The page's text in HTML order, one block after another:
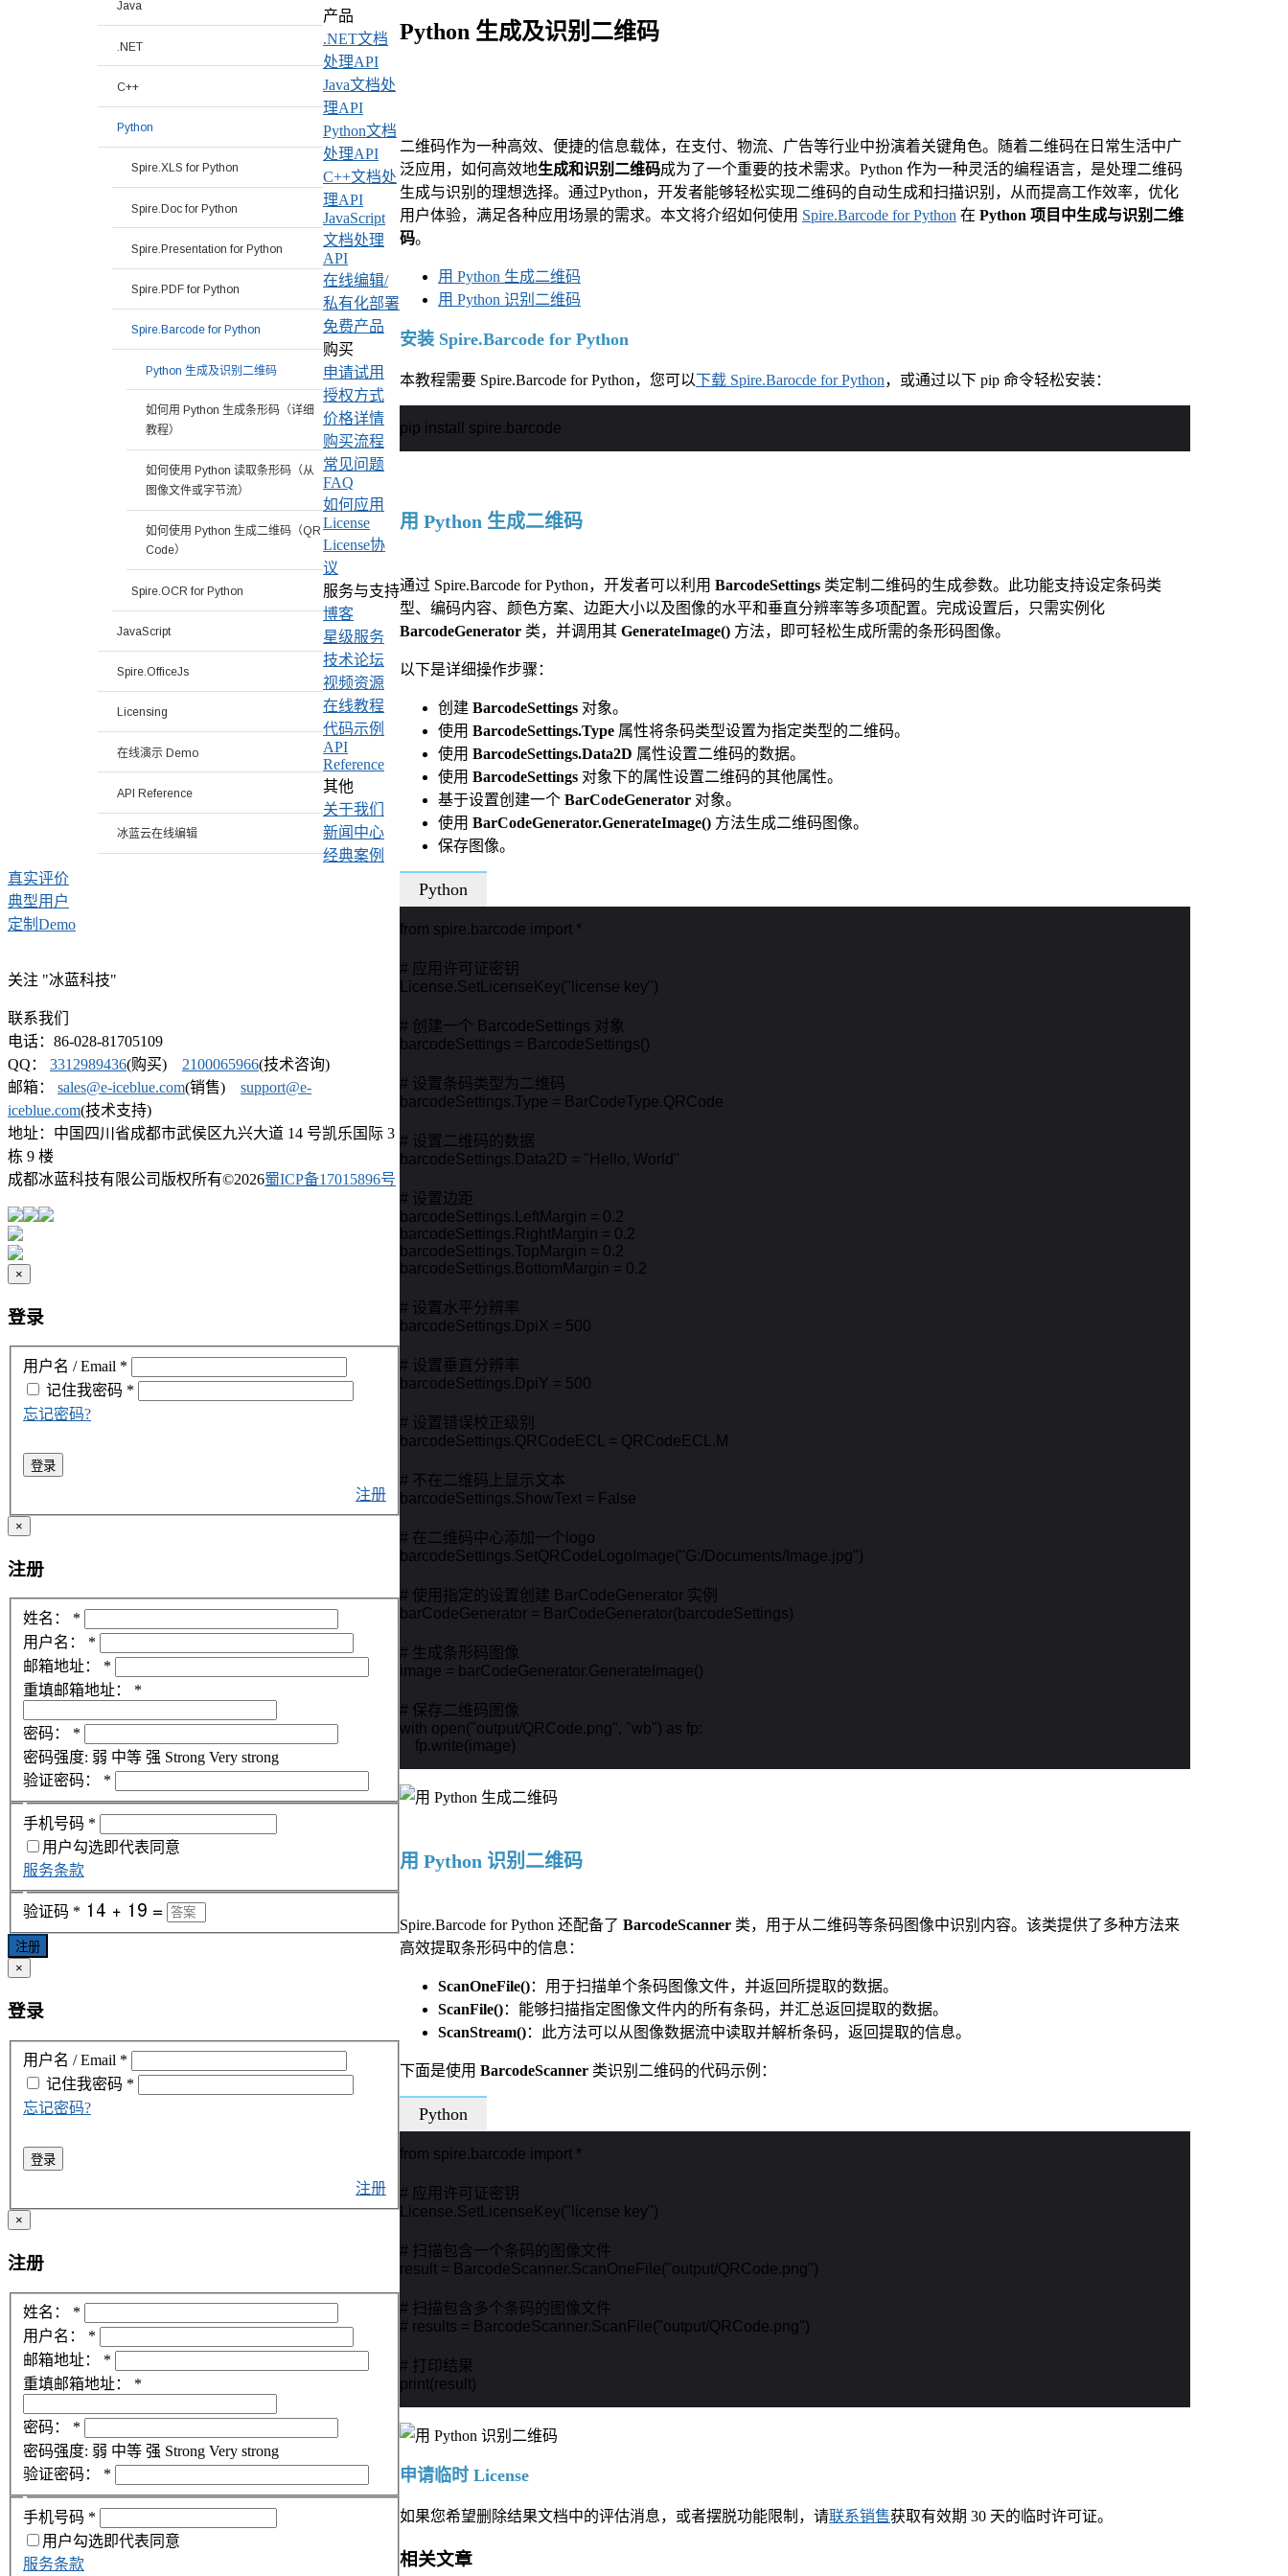
Python 生成及识别二维码
二维码作为一种高效、便捷的信息载体，在支付、物流、广告等行业中扮演着关键角色。随着二维码在日常生活中广
泛应用，如何高效地生成和识别二维码成为了一个重要的技术需求。Python 作为一种灵活的编程语言，是处理二维码
生成与识别的理想选择。通过Python，开发者能够轻松实现二维码的自动生成和扫描识别，从而提高工作效率，优化
用户体验，满足各种应用场景的需求。本文将介绍如何使用 Spire.Barcode for Python 在 Python 项目中生成与识别二维
码。
用 Python 生成二维码
用 Python 识别二维码
安装 Spire.Barcode for Python
本教程需要 Spire.Barcode for Python，您可以下载 Spire.Barocde for Python，或通过以下 pip 命令轻松安装：
pip install spire.barcode
用 Python 生成二维码
通过 Spire.Barcode for Python，开发者可以利用 BarcodeSettings 类定制二维码的生成参数。此功能支持设定条码类
型、编码内容、颜色方案、边距大小以及图像的水平和垂直分辨率等多项配置。完成设置后，只需实例化
BarcodeGenerator 类，并调用其 GenerateImage() 方法，即可轻松生成所需的条形码图像。
以下是详细操作步骤：
创建 BarcodeSettings 对象。
使用 BarcodeSettings.Type 属性将条码类型设置为指定类型的二维码。
使用 BarcodeSettings.Data2D 属性设置二维码的数据。
使用 BarcodeSettings 对象下的属性设置二维码的其他属性。
基于设置创建一个 BarCodeGenerator 对象。
使用 BarCodeGenerator.GenerateImage() 方法生成二维码图像。
保存图像。
Python
from spire.barcode import *
# 应用许可证密钥
License.SetLicenseKey("license key")
# 创建一个 BarcodeSettings 对象
barcodeSettings = BarcodeSettings()
# 设置条码类型为二维码
barcodeSettings.Type = BarCodeType.QRCode
# 设置二维码的数据
barcodeSettings.Data2D = "Hello, World"
# 设置边距
barcodeSettings.LeftMargin = 0.2
barcodeSettings.RightMargin = 0.2
barcodeSettings.TopMargin = 0.2
barcodeSettings.BottomMargin = 0.2
# 设置水平分辨率
barcodeSettings.DpiX = 500
# 设置垂直分辨率
barcodeSettings.DpiY = 500
# 设置错误校正级别
barcodeSettings.QRCodeECL = QRCodeECL.M
# 不在二维码上显示文本
barcodeSettings.ShowText = False
# 在二维码中心添加一个logo
barcodeSettings.SetQRCodeLogoImage("G:/Documents/Image.jpg")
# 使用指定的设置创建 BarCodeGenerator 实例
barCodeGenerator = BarCodeGenerator(barcodeSettings)
# 生成条形码图像
image = barCodeGenerator.GenerateImage()
# 保存二维码图像
with open("output/QRCode.png", "wb") as fp:
    fp.write(image)
用 Python 识别二维码
Spire.Barcode for Python 还配备了 BarcodeScanner 类，用于从二维码等条码图像中识别内容。该类提供了多种方法来
高效提取条形码中的信息：
ScanOneFile()：用于扫描单个条码图像文件，并返回所提取的数据。
ScanFile()：能够扫描指定图像文件内的所有条码，并汇总返回提取的数据。
ScanStream()：此方法可以从图像数据流中读取并解析条码，返回提取的信息。
下面是使用 BarcodeScanner 类识别二维码的代码示例：
Python
from spire.barcode import *
# 应用许可证密钥
License.SetLicenseKey("license key")
# 扫描包含一个条码的图像文件
result = BarcodeScanner.ScanOneFile("output/QRCode.png")
# 扫描包含多个条码的图像文件
# results = BarcodeScanner.ScanFile("output/QRCode.png")
# 打印结果
print(result)
申请临时 License
如果您希望删除结果文档中的评估消息，或者摆脱功能限制，请联系销售获取有效期 30 天的临时许可证。
相关文章
Java
.NET
C++
Python
Spire.XLS for Python
Spire.Doc for Python
Spire.Presentation for Python
Spire.PDF for Python
Spire.Barcode for Python
Python 生成及识别二维码
如何用 Python 生成条形码（详细
教程）
如何使用 Python 读取条形码（从
图像文件或字节流）
如何使用 Python 生成二维码（QR
Code）
Spire.OCR for Python
JavaScript
Spire.OfficeJs
Licensing
在线演示 Demo
API Reference
冰蓝云在线编辑
产品
.NET文档
处理API
Java文档处
理API
Python文档
处理API
C++文档处
理API
JavaScript
文档处理
API
在线编辑/
私有化部署
免费产品
购买
申请试用
授权方式
价格详情
购买流程
常见问题
FAQ
如何应用
License
License协
议
服务与支持
博客
星级服务
技术论坛
视频资源
在线教程
代码示例
API
Reference
其他
关于我们
新闻中心
经典案例
真实评价
典型用户
定制Demo
关注 "冰蓝科技"
联系我们
电话：86-028-81705109
QQ： 3312989436(购买) 2100065966(技术咨询)
邮箱： sales@e-iceblue.com(销售)
support@e-
iceblue.com(技术支持)
地址：中国四川省成都市武侯区九兴大道 14 号凯乐国际 3
栋 9 楼
成都冰蓝科技有限公司版权所有©2026蜀ICP备17015896号
×
登录
用户名 / Email *
密码 *
记住我
忘记密码?
登录
注册
×
注册
姓名：
*
用户名：
*
邮箱地址：
*
重填邮箱地址：
*
密码：
*
密码强度: 弱 中等 强 Strong Very strong
验证密码：
*
手机号码 *
用户勾选即代表同意
服务条款
验证码 *
注册
×
登录
用户名 / Email *
密码 *
记住我
忘记密码?
登录
注册
×
注册
姓名：
*
用户名：
*
邮箱地址：
*
重填邮箱地址：
*
密码：
*
密码强度: 弱 中等 强 Strong Very strong
验证密码：
*
手机号码 *
用户勾选即代表同意
服务条款